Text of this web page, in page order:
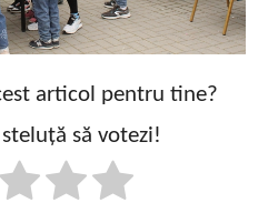
articol pentru tine?
să votezi!